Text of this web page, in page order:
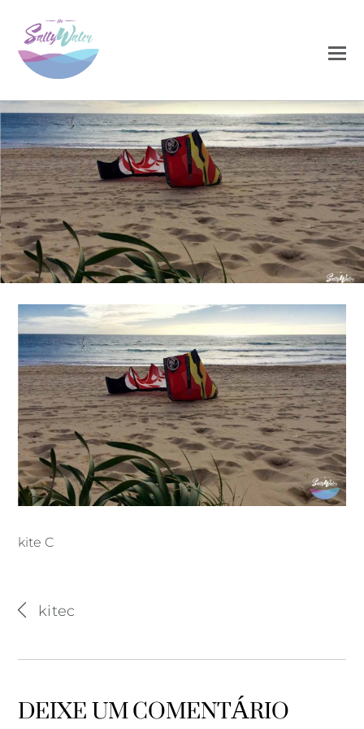
NOVEMBRO 27, 2020 0 0
kitec
kite C
kitec
DEIXE UM COMENTÁRIO